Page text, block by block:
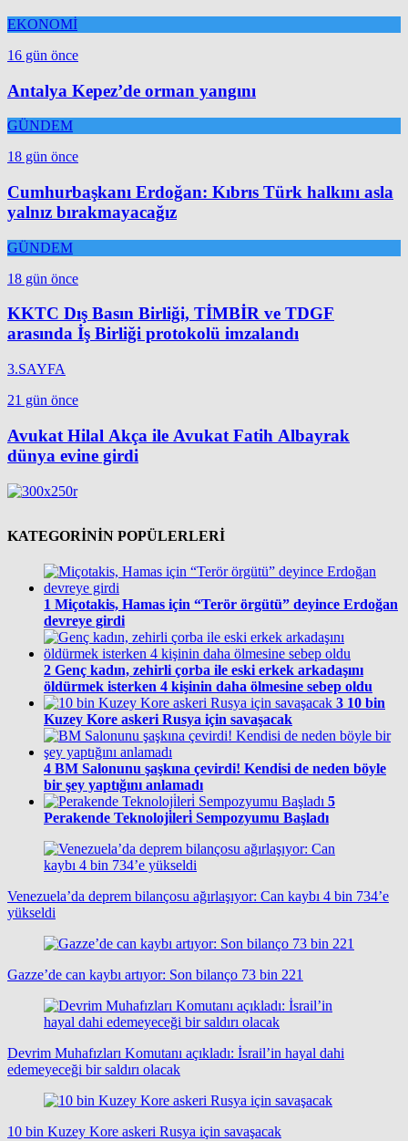
EKONOMİ
16 gün önce
Antalya Kepez’de orman yangını
GÜNDEM
18 gün önce
Cumhurbaşkanı Erdoğan: Kıbrıs Türk halkını asla
yalnız bırakmayacağız
GÜNDEM
18 gün önce
KKTC Dış Basın Birliği, TİMBİR ve TDGF
arasında İş Birliği protokolü imzalandı
3.SAYFA
21 gün önce
Avukat Hilal Akça ile Avukat Fatih Albayrak
dünya evine girdi
KATEGORİNİN POPÜLERLERİ
1 Miçotakis, Hamas için “Terör örgütü” deyince Erdoğan
devreye girdi
2 Genç kadın, zehirli çorba ile eski erkek arkadaşını
öldürmek isterken 4 kişinin daha ölmesine sebep oldu
3 10 bin
Kuzey Kore askeri Rusya için savaşacak
4 BM Salonunu şaşkına çevirdi! Kendisi de neden böyle
bir şey yaptığını anlamadı
5
Perakende Teknoloji̇leri̇ Sempozyumu Başladı
Venezuela’da deprem bilançosu ağırlaşıyor: Can kaybı 4 bin 734’e
yükseldi
Gazze’de can kaybı artıyor: Son bilanço 73 bin 221
Devrim Muhafızları Komutanı açıkladı: İsrail’in hayal dahi
edemeyeceği bir saldırı olacak
10 bin Kuzey Kore askeri Rusya için savaşacak